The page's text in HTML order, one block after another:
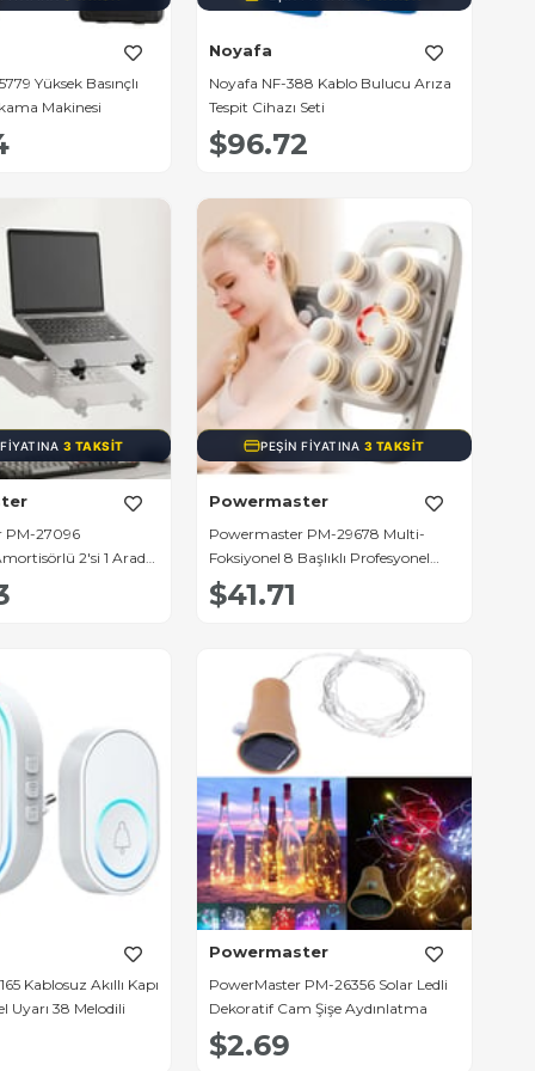
Yüksek Basınçlı
Makinesi
Noyafa
Noyafa NF-388 Kablo Bulucu Arıza
Tespit Cihazı Seti
$96.72
3 TAKSIT
PM-27096
2'si 1 Arada
Standı
PEŞIN FIYATINA 3 TAKSIT
Powermaster
Powermaster PM-29678 Multi-
Foksiyonel 8 Başlıklı Profesyonel
Selülit Giderici ve Derin Doku Masaj
Aleti
$41.71
Kablosuz Akıllı Kapı
Uyarı 38 Melodili
Powermaster
PowerMaster PM-26356 Solar Ledli
Dekoratif Cam Şişe Aydınlatma
$2.69